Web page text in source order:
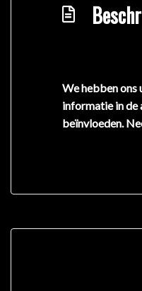
We hebben ons
informatie in de
beïnvloeden.